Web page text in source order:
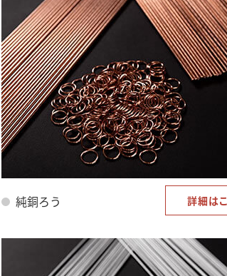
純銅ろう 詳細は